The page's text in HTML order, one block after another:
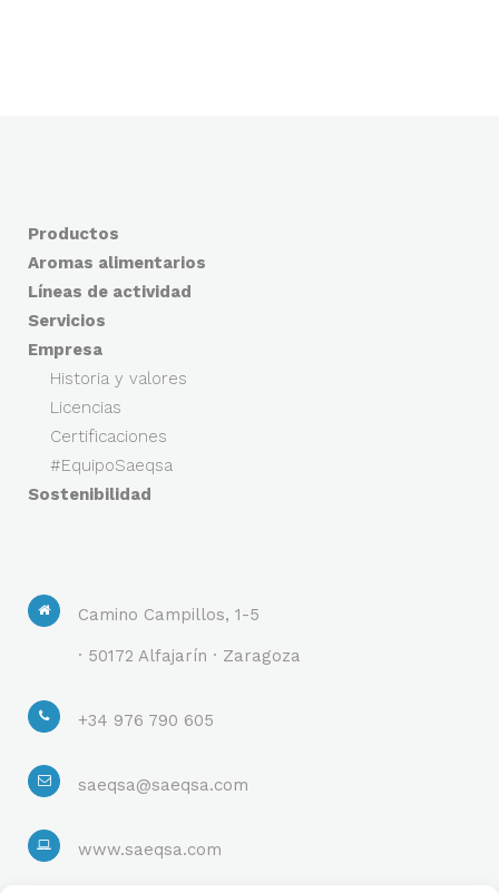
Productos
Aromas alimentarios
Líneas de actividad
Servicios
Empresa
Historia y valores
Licencias
Certificaciones
#EquipoSaeqsa
Sostenibilidad
Camino Campillos, 1-5
· 50172 Alfajarín · Zaragoza
+34 976 790 605
saeqsa@saeqsa.com
www.saeqsa.com